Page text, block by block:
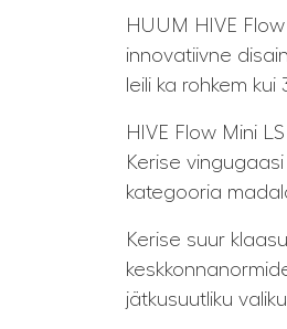
HUUM HIVE
innovatiivne
leili ka rohkem
HIVE Flow Mini
Kerise
kategooria
Kerise suur
jätkusuutliku